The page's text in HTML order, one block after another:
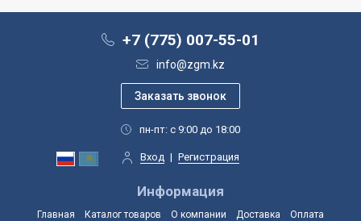
+7 (775) 007-55-01
info@zgm.kz
пн-пт: с 9:00 до 18:00
Вход | Регистрация
Информация
Главная Каталог товаров О компании Доставка
Оплата